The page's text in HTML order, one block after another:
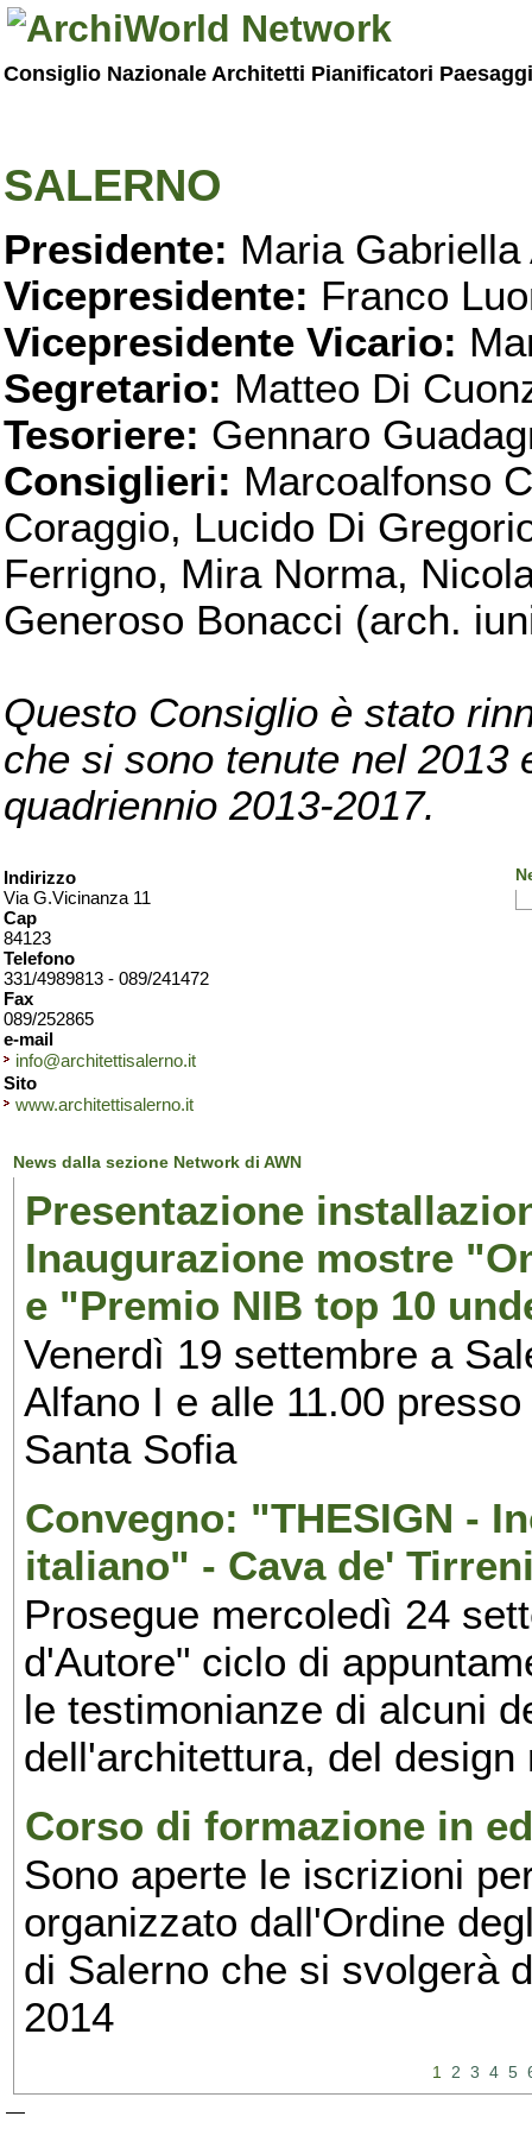
Consiglio Nazionale Architetti Pianificatori
SALERNO
Presidente: Maria Gabriella
Vicepresidente: Franco
Vicepresidente Vicario:
Segretario: Matteo Di
Tesoriere: Gennaro
Consiglieri: Marcoalfonso
Coraggio, Lucido Di
Ferrigno, Mira Norma,
Generoso Bonacci (arch.
Questo Consiglio è stato
che si sono tenute nel 2013
quadriennio 2013-2017.
Indirizzo
Via G.Vicinanza 11
Cap
84123
Telefono
331/4989813 - 089/241472
Fax
089/252865
e-mail
info@architettisalerno.it
Sito
www.architettisalerno.it
News dalla sezione Network di AWN
Presentazione
Inaugurazione mostre
e "Premio NIB top 10
Venerdì 19 settembre a
Alfano I e alle 11.00
Santa Sofia
Convegno: "THESIGN -
italiano" - Cava de'
Prosegue mercoledì 24
d'Autore" ciclo di
le testimonianze di alcuni
dell'architettura, del
Corso di formazione in
Sono aperte le iscrizioni
organizzato dall'Ordine
di Salerno che si svolgerà
2014
1 2 3 4 5